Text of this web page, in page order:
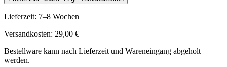
Lieferzeit: 7–8 Wochen
Versandkosten: 29,00 €
Bestellware kann nach Lieferzeit und Wareneingang abgeholt
werden.